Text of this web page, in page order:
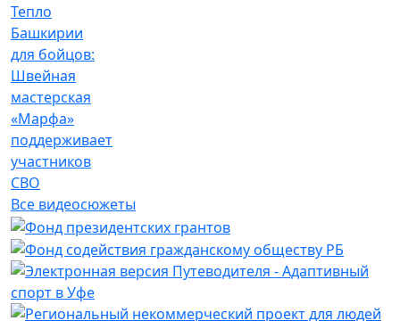
Тепло
Башкирии
для бойцов:
Швейная
мастерская
«Марфа»
поддерживает
участников
СВО
Все видеосюжеты